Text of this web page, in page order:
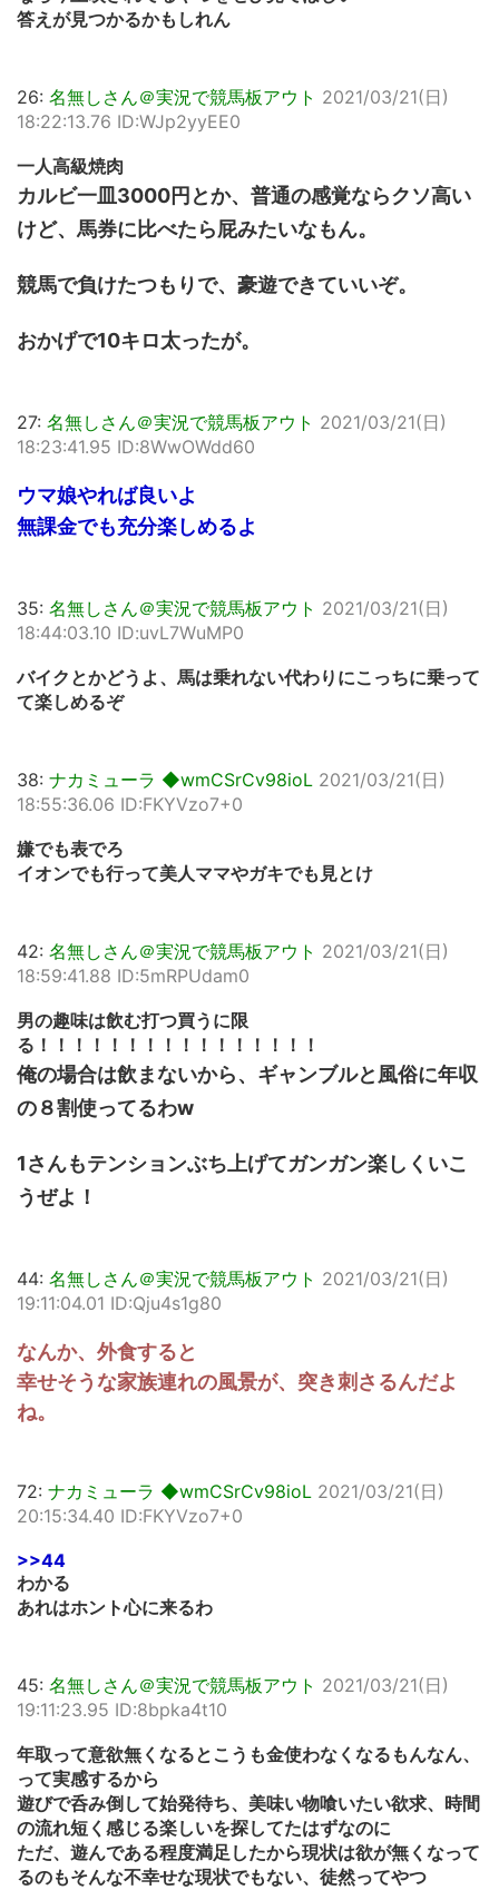
答えが見つかるかもしれん
26: 名無しさん＠実況で競馬板アウト 2021/03/21(日)
18:22:13.76 ID:WJp2yyEE0
一人高級焼肉
カルビ一皿3000円とか、普通の感覚ならクソ高い
けど、馬券に比べたら屁みたいなもん。
競馬で負けたつもりで、豪遊できていいぞ。
おかげで10キロ太ったが。
27: 名無しさん＠実況で競馬板アウト 2021/03/21(日)
18:23:41.95 ID:8WwOWdd60
ウマ娘やれば良いよ
無課金でも充分楽しめるよ
35: 名無しさん＠実況で競馬板アウト 2021/03/21(日)
18:44:03.10 ID:uvL7WuMP0
バイクとかどうよ、馬は乗れない代わりにこっちに乗って
て楽しめるぞ
38: ナカミューラ ◆wmCSrCv98ioL 2021/03/21(日)
18:55:36.06 ID:FKYVzo7+0
嫌でも表でろ
イオンでも行って美人ママやガキでも見とけ
42: 名無しさん＠実況で競馬板アウト 2021/03/21(日)
18:59:41.88 ID:5mRPUdam0
男の趣味は飲む打つ買うに限
る！！！！！！！！！！！！！！！！
俺の場合は飲まないから、ギャンブルと風俗に年収
の８割使ってるわw
1さんもテンションぶち上げてガンガン楽しくいこ
うぜよ！
44: 名無しさん＠実況で競馬板アウト 2021/03/21(日)
19:11:04.01 ID:Qju4s1g80
なんか、外食すると
幸せそうな家族連れの風景が、突き刺さるんだよ
ね。
72: ナカミューラ ◆wmCSrCv98ioL 2021/03/21(日)
20:15:34.40 ID:FKYVzo7+0
>>44
わかる
あれはホント心に来るわ
45: 名無しさん＠実況で競馬板アウト 2021/03/21(日)
19:11:23.95 ID:8bpka4t10
年取って意欲無くなるとこうも金使わなくなるもんなん、
って実感するから
遊びで呑み倒して始発待ち、美味い物喰いたい欲求、時間
の流れ短く感じる楽しいを探してたはずなのに
ただ、遊んである程度満足したから現状は欲が無くなって
るのもそんな不幸せな現状でもない、徒然ってやつ